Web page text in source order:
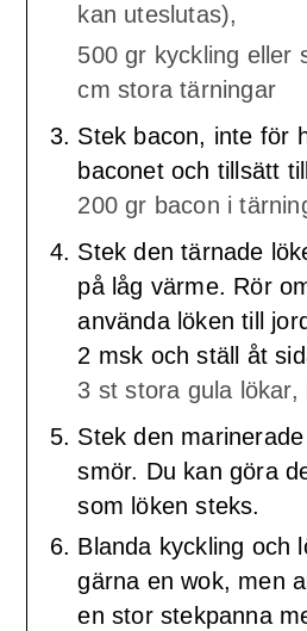
kan uteslutas),
500 gr kyckling eller
cm stora tärningar
Stek bacon, inte för
baconet och tillsätt
200 gr bacon i
Stek den tärnade
på låg värme. Rör
använda löken till
2 msk och ställ åt
3 st stora gula lökar,
Stek den
smör. Du kan göra
som löken steks.
Blanda kyckling och
gärna en wok, men
en stor stekpanna